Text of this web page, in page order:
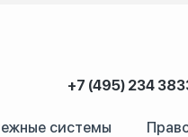
+7 (495) 234
системы